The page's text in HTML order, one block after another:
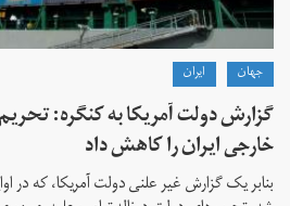
جهان ايران
خارجی ایران را کاهش داد
بنابر یک گزارش غیر علنی دولت آمریکا، که در